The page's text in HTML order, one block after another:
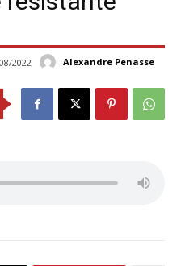
Alexandre Penasse
2022